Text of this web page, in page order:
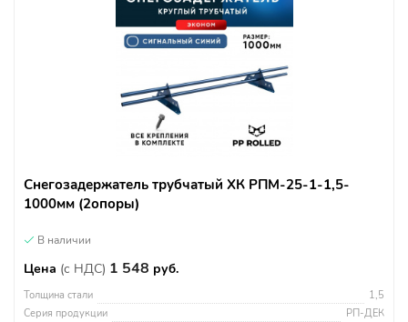
Снегозадержатель трубчатый ХК РПМ-25-1-1,5-
1000мм (2опоры)
В наличии
Цена (с НДС) 1 548 руб.
Толщина стали
1,5
Серия продукции
РП-ДЕК